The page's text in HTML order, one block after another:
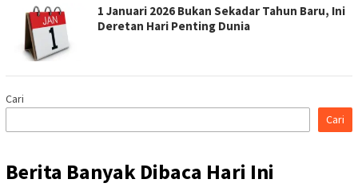
1 Januari 2026 Bukan Sekadar Tahun Baru, Ini
Deretan Hari Penting Dunia
Cari
Cari
Berita Banyak Dibaca Hari Ini